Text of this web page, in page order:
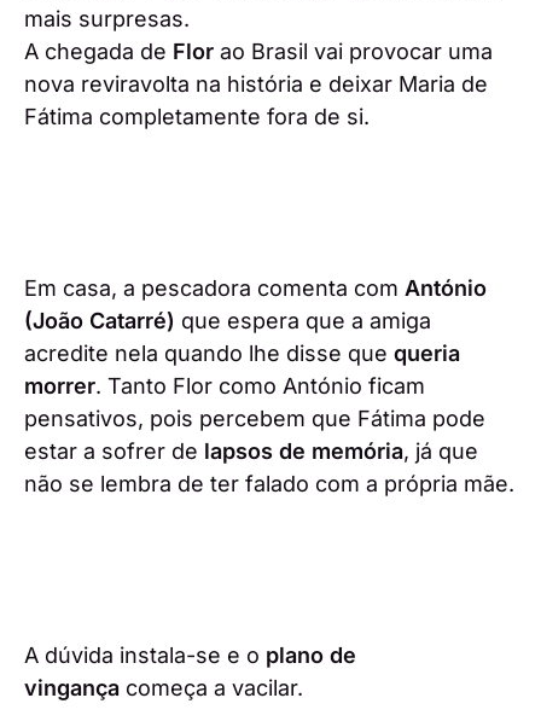
mais surpresas.
A chegada de Flor ao Brasil vai provocar uma
nova reviravolta na história e deixar Maria de
Fátima completamente fora de si.
Em casa, a pescadora comenta com António
(João Catarré) que espera que a amiga
acredite nela quando lhe disse que queria
morrer. Tanto Flor como António ficam
pensativos, pois percebem que Fátima pode
estar a sofrer de lapsos de memória, já que
não se lembra de ter falado com a própria mãe.
A dúvida instala-se e o plano de
vingança começa a vacilar.